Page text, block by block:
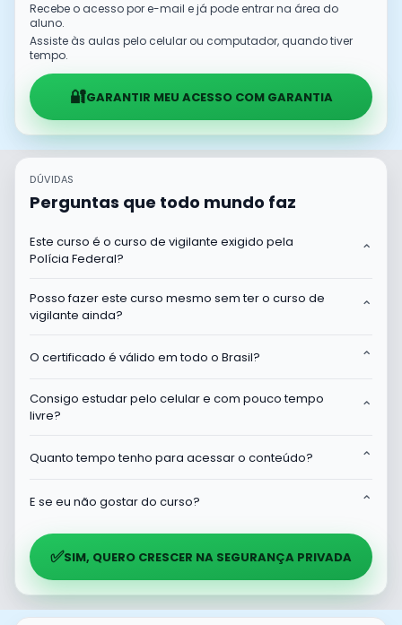
Recebe o acesso por e-mail e já pode entrar na área do
aluno.
Assiste às aulas pelo celular ou computador, quando tiver
tempo.
🔐GARANTIR MEU ACESSO COM GARANTIA
DÚVIDAS
Perguntas que todo mundo faz
Este curso é o curso de vigilante exigido pela
Polícia Federal?
⌃
Posso fazer este curso mesmo sem ter o curso de
vigilante ainda?
⌃
O certificado é válido em todo o Brasil? ⌃
Consigo estudar pelo celular e com pouco tempo
livre?
⌃
Quanto tempo tenho para acessar o conteúdo? ⌃
E se eu não gostar do curso? ⌃
✅SIM, QUERO CRESCER NA SEGURANÇA PRIVADA